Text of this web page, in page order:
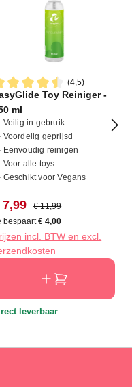
5 sterren
(4,5)
waardering van
Toy Reiniger -
ml
Veilig in gebruik
Voordelig geprijsd
Eenvoudig reinigen
Voor alle toys
Geschikt voor Vegans
7,99 Normale prijs:
€ 11,99
bespaart€ 4,00
incl. BTW en excl.
leverbaar